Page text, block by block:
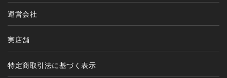
運営会社
実店舗
特定商取引法に基づく表示